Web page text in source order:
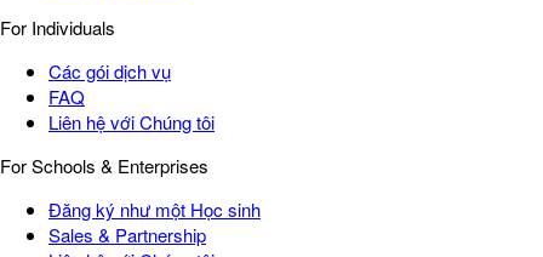
For Individuals
Các gói dịch vụ
FAQ
Liên hệ với Chúng tôi
For Schools & Enterprises
Đăng ký như một Học sinh
Sales & Partnership